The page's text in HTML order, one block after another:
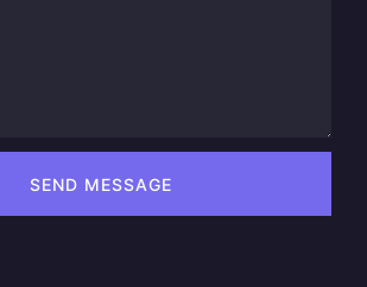
SEND MESSAGE